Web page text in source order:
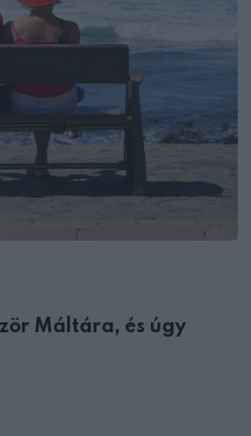
Máltára, és úgy